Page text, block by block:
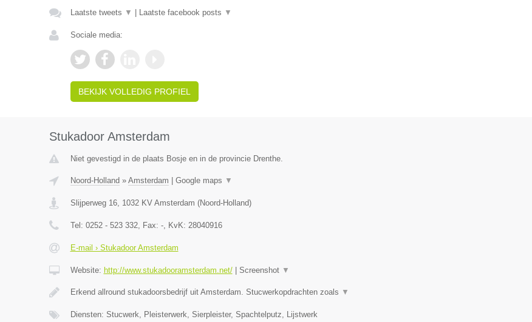
Laatste tweets ▼ Laatste facebook posts ▼
Sociale media:
BEKIJK VOLLEDIG PROFIEL
Stukadoor Amsterdam
Niet gevestigd in de plaats Bosje en in de provincie Drenthe.
Noord-Holland » Amsterdam Google maps ▼
Slijperweg 16, 1032 KV Amsterdam (Noord-Holland)
Tel: 0252 - 523 332, Fax: -, KvK: 28040916
E-mail › Stukadoor Amsterdam
Website: http://www.stukadooramsterdam.net/| Screenshot ▼
Erkend allround stukadoorsbedrijf uit Amsterdam. Stucwerkopdrachten zoals ▼
Diensten: Stucwerk, Pleisterwerk, Sierpleister, Spachtelputz, Lijstwerk